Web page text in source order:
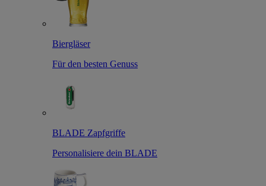
Biergläser
Für den besten Genuss
BLADE Zapfgriffe
Personalisiere dein BLADE